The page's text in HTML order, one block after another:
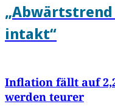
intakt“
Inflation fällt auf
werden teurer